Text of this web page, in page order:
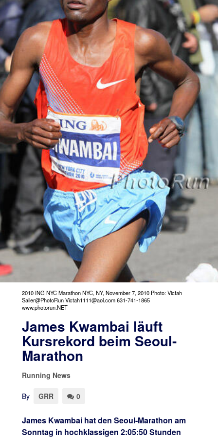
2010 ING NYC Marathon NYC, NY, November 7, 2010 Photo: Victah
Sailer@PhotoRun Victah1111@aol.com 631-741-1865
www.photorun.NET
James Kwambai läuft
Kursrekord beim Seoul-
Marathon
Running News
By GRR 0
James Kwambai hat den Seoul-Marathon am
Sonntag in hochklassigen 2:05:50 Stunden